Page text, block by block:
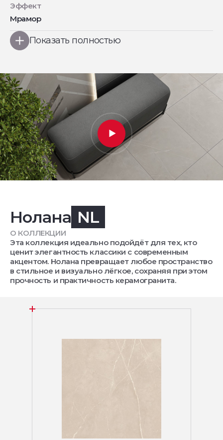
Эффект
Мрамор
Показать полностью
Нолана NL
О КОЛЛЕКЦИИ
Эта коллекция идеально подойдёт для тех, кто
ценит элегантность классики с современным
акцентом. Нолана превращает любое пространство
в стильное и визуально лёгкое, сохраняя при этом
прочность и практичность керамогранита.